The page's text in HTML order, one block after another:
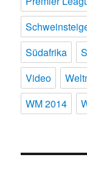
Südafrika
Video
WM 2014